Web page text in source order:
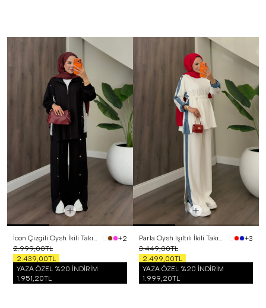
İcon Çizgili Oysh İkili Takım Siyah
+2
2.999,00TL
2.439,00TL
YAZA ÖZEL %20 İNDİRİM
1.951,20TL
Parla Oysh Işıltılı İkili Takım Beyaz
+3
3.449,00TL
2.499,00TL
YAZA ÖZEL %20 İNDİRİM
1.999,20TL